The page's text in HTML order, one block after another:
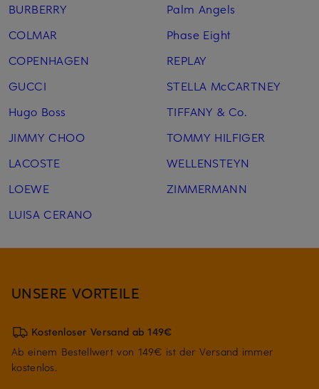
BURBERRY
COLMAR
COPENHAGEN
GUCCI
Hugo Boss
JIMMY CHOO
LACOSTE
LOEWE
LUISA CERANO
Palm Angels
Phase Eight
REPLAY
STELLA McCARTNEY
TIFFANY & Co.
TOMMY HILFIGER
WELLENSTEYN
ZIMMERMANN
UNSERE VORTEILE
Kostenloser Versand ab 149€
Ab einem Bestellwert von 149€ ist der Versand immer
kostenlos.